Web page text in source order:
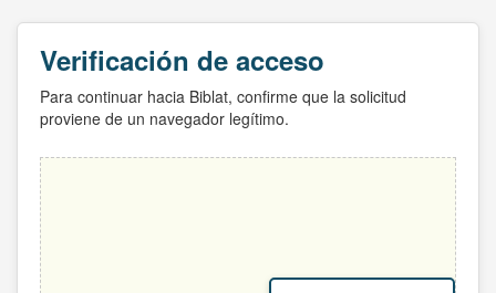
Verificación de acceso
Para continuar hacia Biblat, confirme que la solicitud
proviene de un navegador legítimo.